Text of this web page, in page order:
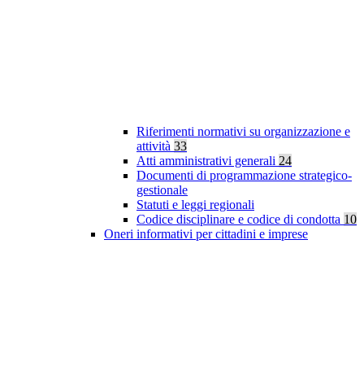
Riferimenti normativi su organizzazione e
attività 33
Atti amministrativi generali 24
Documenti di programmazione strategico-
gestionale
Statuti e leggi regionali
Codice disciplinare e codice di condotta 10
Oneri informativi per cittadini e imprese